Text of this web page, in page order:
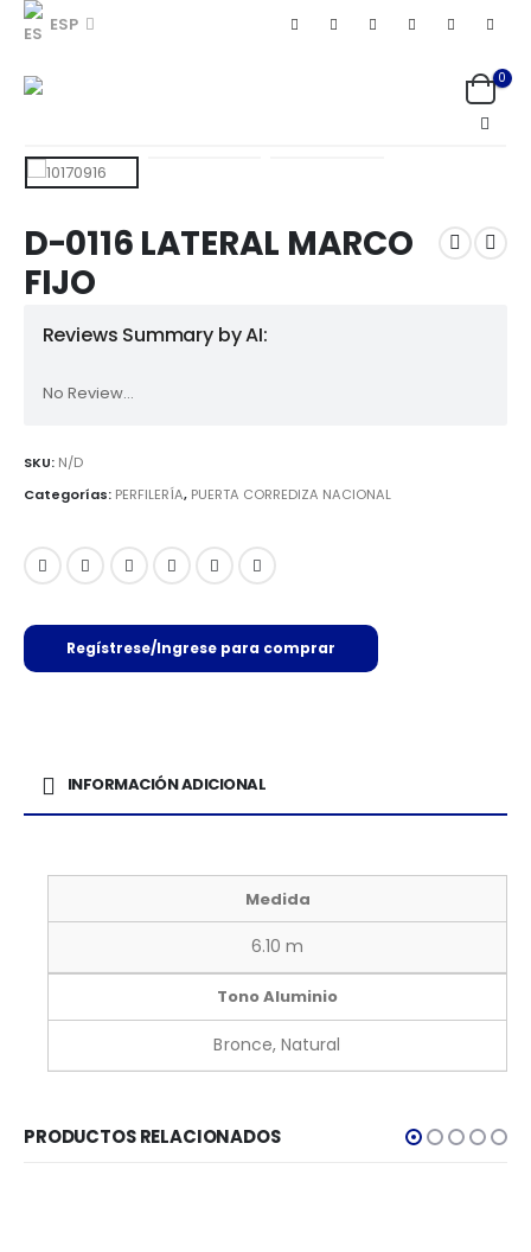
ESP
0
D-0116 LATERAL MARCO
FIJO
Reviews Summary by AI:
No Review...
SKU: N/D
Categorías: PERFILERÍA, PUERTA CORREDIZA NACIONAL
Regístrese/Ingrese para comprar
INFORMACIÓN ADICIONAL
Medida
6.10 m
Tono Aluminio
Bronce, Natural
PRODUCTOS RELACIONADOS